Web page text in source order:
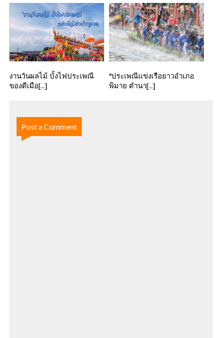
วัดบ่อแก้ว
รำวง 3 ส. สืบสานวัฒนธรรม
ประเพณีท้อง[...]
งานวันผลไม้ บั้งไฟประเพณี
ของดีเมือ[...]
“ประเพณีแข่งเรือยาวอำเภอ
พิมาย ตำนา[...]
Post a Comment